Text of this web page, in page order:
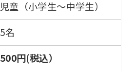
児童（小学生～中学生）
5名
500円(税込）